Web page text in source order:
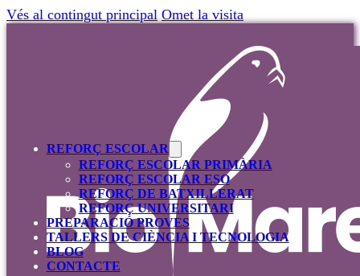
Vés al contingut principal Omet la visita
REFORÇ ESCOLAR
REFORÇ ESCOLAR PRIMÀRIA
REFORÇ ESCOLAR ESO
REFORÇ DE BATXILLERAT
REFORÇ UNIVERSITARI
PREPARACIÓ PROVES
TALLERS DE CIÈNCIA I TECNOLOGIA
BLOG
CONTACTE